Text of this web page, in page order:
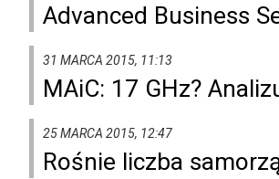
Advanced Business
31 MARCA 2015, 11:13
MAiC: 17 GHz?
25 MARCA 2015, 12:47
Rośnie liczba